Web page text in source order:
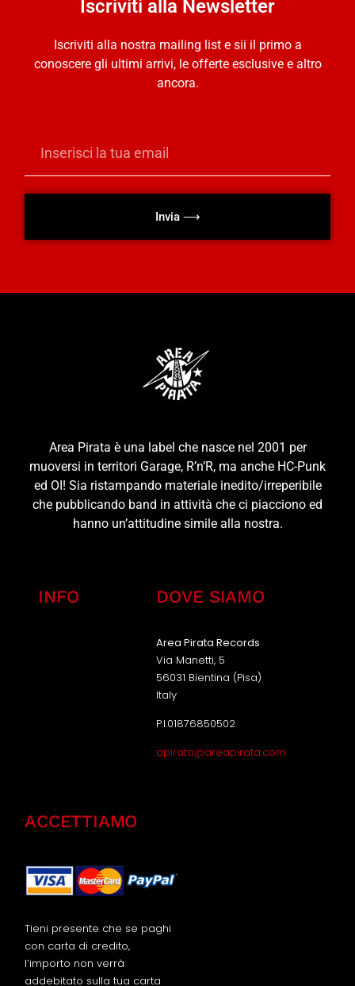
Iscriviti alla Newsletter
Iscriviti alla nostra mailing list e sii il primo a
conoscere gli ultimi arrivi, le offerte esclusive e altro
ancora.
Invia ⟶
Area Pirata è una label che nasce nel 2001 per
muoversi in territori Garage, R’n’R, ma anche HC-Punk
ed OI! Sia ristampando materiale inedito/irreperibile
che pubblicando band in attività che ci piacciono ed
hanno un’attitudine simile alla nostra.
INFO DOVE SIAMO
Area Pirata Records
Via Manetti, 5
56031 Bientina (Pisa)
Italy
P.I.01876850502
apirata@areapirata.com
ACCETTIAMO
Tieni presente che se paghi
con carta di credito,
l’importo non verrà
addebitato sulla tua carta